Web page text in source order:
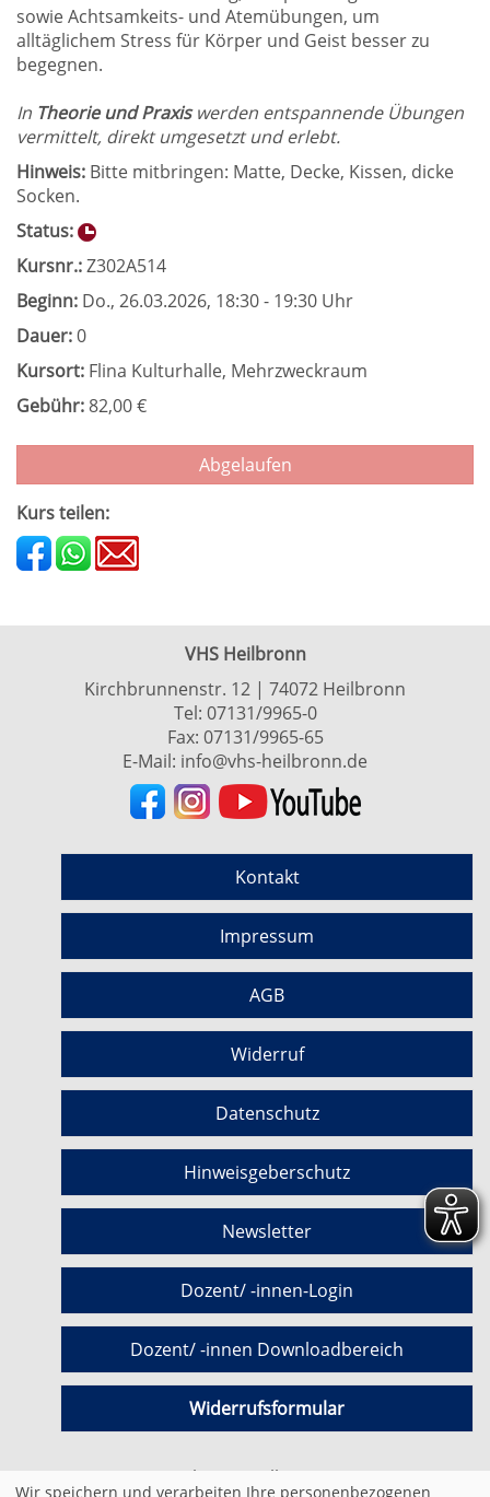
sowie Achtsamkeits- und Atemübungen, um
alltäglichem Stress für Körper und Geist besser zu
begegnen.
In Theorie und Praxiswerden entspannende Übungen
vermittelt, direkt umgesetzt und erlebt.
Hinweis: Bitte mitbringen: Matte, Decke, Kissen, dicke
Socken.
Status:
Kursnr.:Z302A514
Beginn: Do., 26.03.2026, 18:30 - 19:30 Uhr
Dauer:0
Kursort: Flina Kulturhalle, Mehrzweckraum
Gebühr:82,00 €
Abgelaufen
Kurs teilen:
VHS Heilbronn
Kirchbrunnenstr. 12 | 74072 Heilbronn
Tel: 07131/9965-0
Fax: 07131/9965-65
E-Mail: info@vhs-heilbronn.de
Kontakt
Impressum
AGB
Widerruf
Datenschutz
Hinweisgeberschutz
Newsletter
Dozent/ -innen-Login
Dozent/ -innen Downloadbereich
Widerrufsformular
Cookie Einstellungen
Wir speichern und verarbeiten Ihre personenbezogenen